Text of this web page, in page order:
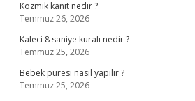
Kozmik kanıt nedir ?
Temmuz 26, 2026
Kaleci 8 saniye kuralı nedir ?
Temmuz 25, 2026
Bebek püresi nasıl yapılır ?
Temmuz 25, 2026